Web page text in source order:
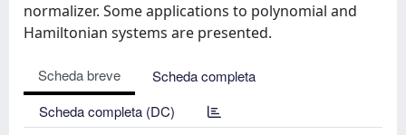
normalizer. Some applications to polynomial and
Hamiltonian systems are presented.
Scheda breve
Scheda completa
Scheda completa (DC)